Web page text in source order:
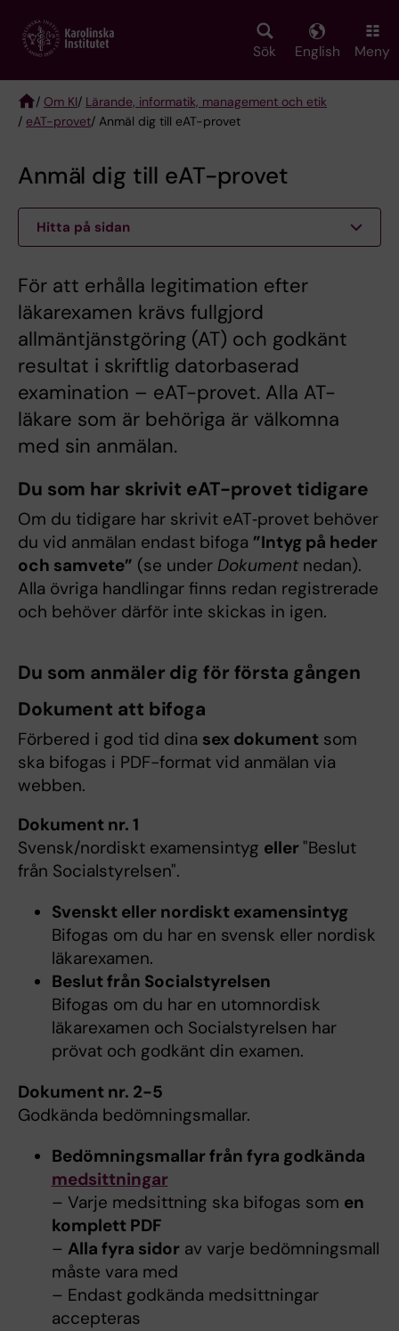
main
Sök English Meny
Breadcrumb
/ Om KI/ Lärande, informatik, management och etik
/ eAT-provet/ Anmäl dig till eAT-provet
Anmäl dig till eAT-provet
Hitta på sidan
För att erhålla legitimation efter
läkarexamen krävs fullgjord
allmäntjänstgöring (AT) och godkänt
resultat i skriftlig datorbaserad
examination – eAT-provet. Alla AT-
läkare som är behöriga är välkomna
med sin anmälan.
Du som har skrivit eAT-provet tidigare
Om du tidigare har skrivit eAT‑provet behöver
du vid anmälan endast bifoga ”Intyg på heder
och samvete” (se under Dokument nedan).
Alla övriga handlingar finns redan registrerade
och behöver därför inte skickas in igen.
Du som anmäler dig för första gången
Dokument att bifoga
Förbered i god tid dina sex dokument som
ska bifogas i PDF-format vid anmälan via
webben.
Dokument nr. 1
Svensk/nordiskt examensintyg eller "Beslut
från Socialstyrelsen".
Svenskt eller nordiskt examensintyg
Bifogas om du har en svensk eller nordisk
läkarexamen.
Beslut från Socialstyrelsen
Bifogas om du har en utomnordisk
läkarexamen och Socialstyrelsen har
prövat och godkänt din examen.
Dokument nr. 2-5
Godkända bedömningsmallar.
Bedömningsmallar från fyra godkända
medsittningar
– Varje medsittning ska bifogas som en
komplett PDF
– Alla fyra sidorav varje bedömningsmall
måste vara med
– Endast godkända medsittningar
accepteras